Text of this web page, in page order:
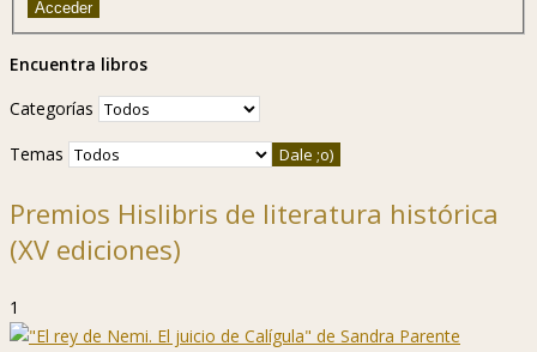
Acceder
Encuentra libros
Categorías
Temas
Premios Hislibris de literatura histórica
(XV ediciones)
1